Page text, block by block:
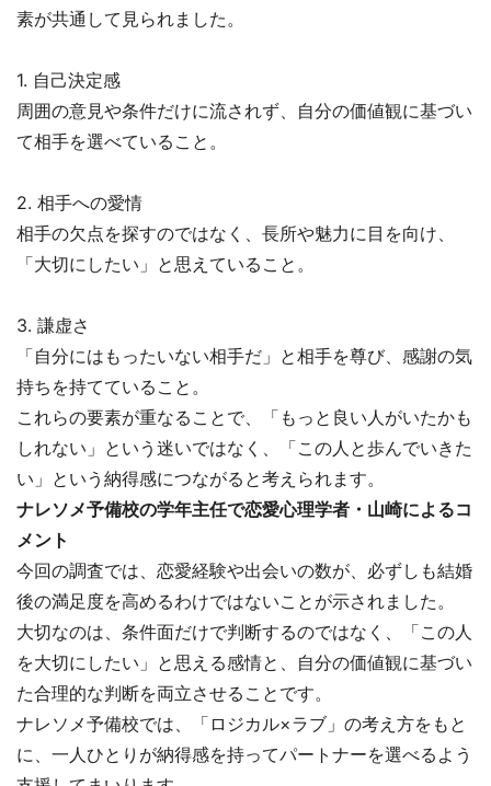
素が共通して見られました。
1. 自己決定感
周囲の意見や条件だけに流されず、自分の価値観に基づい
て相手を選べていること。
2. 相手への愛情
相手の欠点を探すのではなく、長所や魅力に目を向け、
「大切にしたい」と思えていること。
3. 謙虚さ
「自分にはもったいない相手だ」と相手を尊び、感謝の気
持ちを持てていること。
これらの要素が重なることで、「もっと良い人がいたかも
しれない」という迷いではなく、「この人と歩んでいきた
い」という納得感につながると考えられます。
ナレソメ予備校の学年主任で恋愛心理学者・山崎によるコ
メント
今回の調査では、恋愛経験や出会いの数が、必ずしも結婚
後の満足度を高めるわけではないことが示されました。
大切なのは、条件面だけで判断するのではなく、「この人
を大切にしたい」と思える感情と、自分の価値観に基づい
た合理的な判断を両立させることです。
ナレソメ予備校では、「ロジカル×ラブ」の考え方をもと
に、一人ひとりが納得感を持ってパートナーを選べるよう